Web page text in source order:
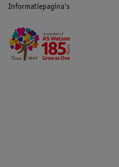
Informatiepagina's